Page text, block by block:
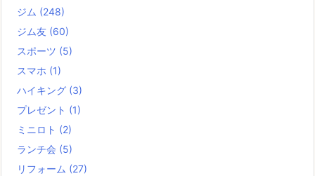
ジム (248)
ジム友 (60)
スポーツ (5)
スマホ (1)
ハイキング (3)
プレゼント (1)
ミニロト (2)
ランチ会 (5)
リフォーム (27)